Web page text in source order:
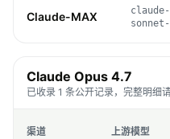
Claude-MAX
claude-
Claude Opus 4.7
已收录 1 条公开记录，完整明细
渠道 上游模型